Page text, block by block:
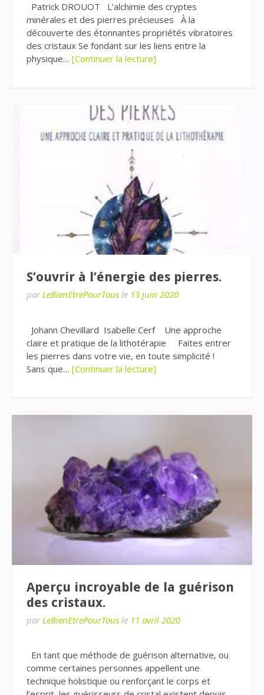
Patrick DROUOT L’alchimie des cryptes
minérales et des pierres précieuses À la
découverte des étonnantes propriétés vibratoires
des cristaux Se fondant sur les liens entre la
physique… [Continuer la lecture]
S’ouvrir à l’énergie des pierres.
par LeBienEtrePourTous le 13 juin 2020
Johann Chevillard Isabelle Cerf Une approche
claire et pratique de la lithotérapie Faites entrer
les pierres dans votre vie, en toute simplicité !
Sans que… [Continuer la lecture]
Aperçu incroyable de la guérison
des cristaux.
par LeBienEtrePourTous le 11 avril 2020
En tant que méthode de guérison alternative, ou
comme certaines personnes appellent une
technique holistique ou renforçant le corps et